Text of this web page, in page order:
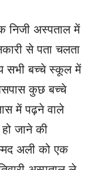
निजी अस्पताल में
से पता चलता
सभी बच्चे स्कूल में
कुछ बच्चे
में पढ़ने वाले
जाने की
अली को एक